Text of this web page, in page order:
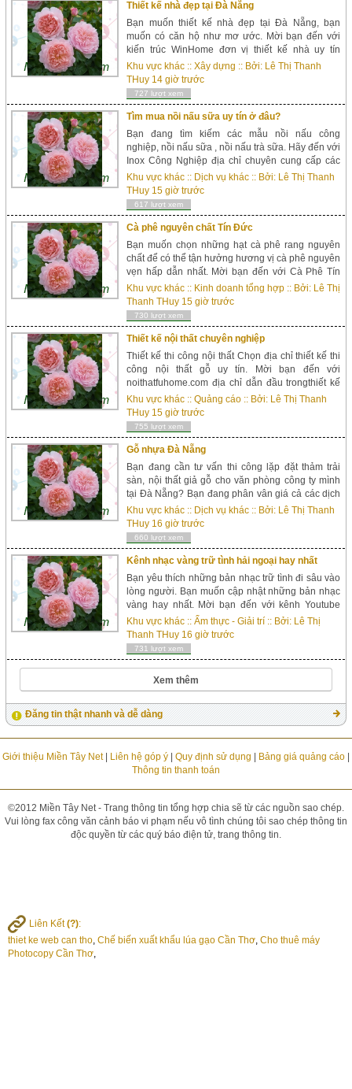
Thiết kế nhà đẹp tại Đà Nẵng
Bạn muốn thiết kế nhà đẹp tại Đà Nẵng, bạn
muốn có căn hộ như mơ ước. Mời bạn đến với
kiến trúc WinHome đơn vị thiết kế nhà uy tín
chuyên nghiệp hàng đầu tại Đà Nẵng. Dịch vụ
thiết kế nhà phố chuyên nghiệp WinHome là một
trong n...
Khu vực khác ::Xây dựng :: Bởi: Lê Thị Thanh
THuy 14 giờ trước
727 lượt xem
Tìm mua nồi nấu sữa uy tín ở đâu?
Bạn đang tìm kiếm các mẫu nồi nấu công
nghiệp, nồi nấu sữa , nồi nấu trà sữa. Hãy đến với
Inox Công Nghiệp địa chỉ chuyên cung cấp các
thiết bị máy rang, trộn, máy chế biến và các loại
nồi nấu công nghiệp uy tín, chấ...
Khu vực khác :: Dịch vụ khác :: Bởi: Lê Thị Thanh
THuy 15 giờ trước
617 lượt xem
Cà phê nguyên chất Tín Đức
Bạn muốn chọn những hạt cà phê rang nguyên
chất để có thể tận hưởng hương vị cà phê nguyên
vẹn hấp dẫn nhất. Mời bạn đến với Cà Phê Tín
Đức đơn vị chuyên chế biến, thu mua, xuất khẩu
cà phê Tây Nguyên uy tín, chuy&eci...
Khu vực khác :: Kinh doanh tổng hợp :: Bởi: Lê Thị
Thanh THuy 15 giờ trước
730 lượt xem
Thiết kế nội thất chuyên nghiệp
Thiết kế thi công nội thất Chọn địa chỉ thiết kế thi
công nội thất gỗ uy tín. Mời bạn đến với
noithatfuhome.com địa chỉ dẫn đầu trongthiết kế
thi công nội thất tại Hà Nội. Thiết kế thi công nội
thất uy tín Fuhome chuyên thiết kế thi công nội
thất, thi cô...
Khu vực khác ::Quảng cáo :: Bởi: Lê Thị Thanh
THuy 15 giờ trước
755 lượt xem
Gỗ nhựa Đà Nẵng
Bạn đang cần tư vấn thi công lặp đặt thảm trải
sàn, nội thất giả gỗ cho văn phòng công ty mình
tại Đà Nẵng? Bạn đang phân vân giá cả các dịch
vụ thi công nội thất hiện nay? Mời bạn đến với
công ty cổ phần Danicity chúng tôi, c&oc...
Khu vực khác :: Dịch vụ khác :: Bởi: Lê Thị Thanh
THuy 16 giờ trước
660 lượt xem
Kênh nhạc vàng trữ tình hải ngoại hay nhất
Bạn yêu thích những bản nhạc trữ tình đi sâu vào
lòng người. Bạn muốn cập nhật những bản nhạc
vàng hay nhất. Mời bạn đến với kênh Youtube
”nhạc vàng trữ tình New” để thưởng thức và lắng
nghe những bản nhạc vàng trữ t&...
Khu vực khác ::Ẩm thực - Giải trí :: Bởi: Lê Thị
Thanh THuy 16 giờ trước
731 lượt xem
Xem thêm
Đăng tin thật nhanh và dễ dàng
Giới thiệu Miền Tây Net| Liên hệ góp ý| Quy định sử dụng Bảng giá quảng cáo|
Thông tin thanh toán
©2012 Miền Tây Net - Trang thông tin tổng hợp chia sẽ từ các nguồn sao chép.
Vui lòng fax công văn cảnh báo vi phạm nếu vô tình chúng tôi sao chép thông tin
độc quyền từ các quý báo điện tử, trang thông tin.
Liên Kết(?):
thiet ke web can tho, Chế biến xuất khẩu lúa gạo Cần Thơ, Cho thuê máy
Photocopy Cần Thơ,